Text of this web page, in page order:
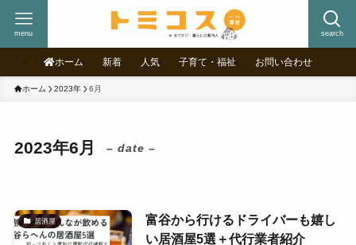
search
menu
ホーム 新着 人気 子育て・福祉 お問い合わせ
ホーム 2023年 6月
2023年6月 – date –
居酒屋
富谷から行けるドライバーも嬉し
い居酒屋5選＋代行業者紹介